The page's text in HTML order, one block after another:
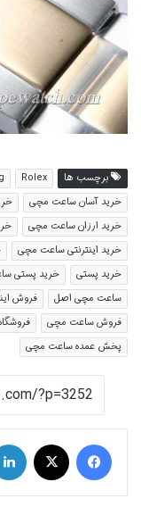
برچسب ها Rolex
خرید آسان ساعت مچی
خرید ارزان ساعت مچی
خرید اینترنتی ساعت مچی
خرید پستی
خرید پستی
ساعت مچی اصل
فروش
فروش ساعت مچی
پخش عمده ساعت مچی
فیس بوک